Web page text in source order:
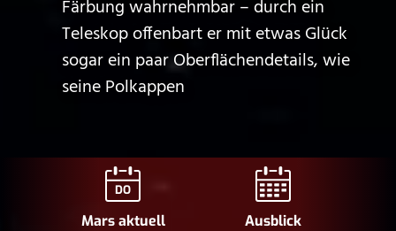
Färbung wahrnehmbar – durch ein
Teleskop offenbart er mit etwas Glück
sogar ein paar Oberflächendetails, wie
seine Polkappen
DO
Mars aktuell Ausblick